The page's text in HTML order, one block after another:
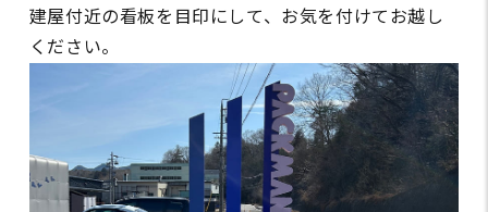
建屋付近の看板を目印にして、お気を付けてお越し
ください。